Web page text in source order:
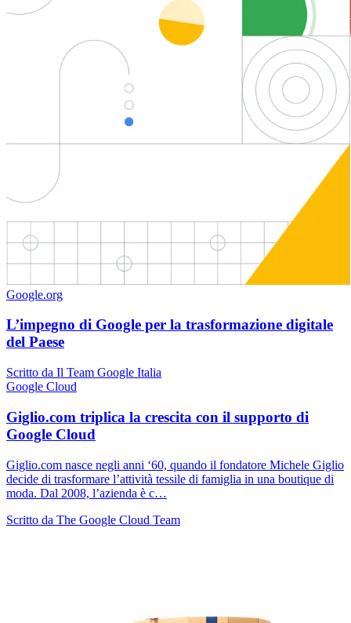
Google.org
L’impegno di Google per la trasformazione digitale
del Paese
Scritto da Il Team Google Italia
Google Cloud
Giglio.com triplica la crescita con il supporto di
Google Cloud
Giglio.com nasce negli anni ‘60, quando il fondatore Michele Giglio
decide di trasformare l’attività tessile di famiglia in una boutique di
moda. Dal 2008, l’azienda è c…
Scritto da The Google Cloud Team